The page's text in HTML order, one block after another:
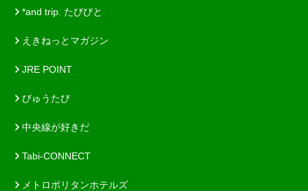
*and trip. たびびと
えきねっとマガジン
JRE POINT
びゅうたび
中央線が好きだ
Tabi-CONNECT
メトロポリタンホテルズ